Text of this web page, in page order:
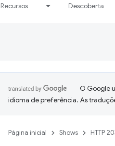
Recursos Descoberta
O Google
idioma de preferência. As
Página inicial Shows HTTP